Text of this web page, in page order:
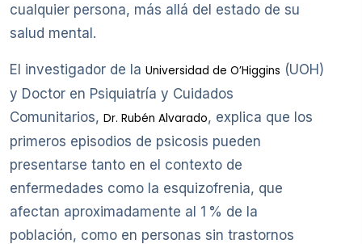
cualquier persona, más allá del estado de su
salud mental.
El investigador de la Universidad de O’Higgins (UOH)
y Doctor en Psiquiatría y Cuidados
Comunitarios, Dr. Rubén Alvarado, explica que los
primeros episodios de psicosis pueden
presentarse tanto en el contexto de
enfermedades como la esquizofrenia, que
afectan aproximadamente al 1 % de la
población, como en personas sin trastornos